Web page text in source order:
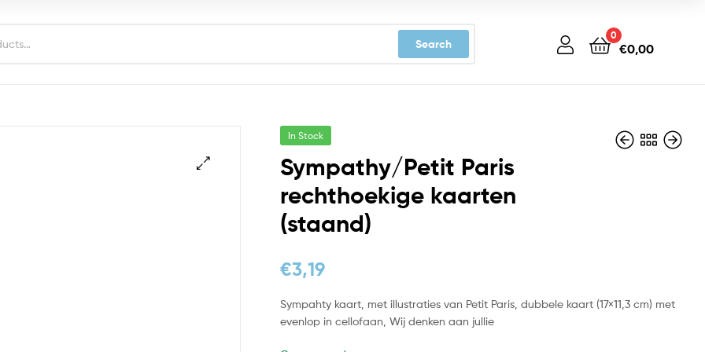
Search
0
€0,00
In Stock
Sympathy/Petit Paris
rechthoekige kaarten
(staand)
€3,19
Sympahty kaart, met illustraties van Petit Paris, dubbele kaart (17×11,3 cm) met
evenlop in cellofaan, Wij denken aan jullie